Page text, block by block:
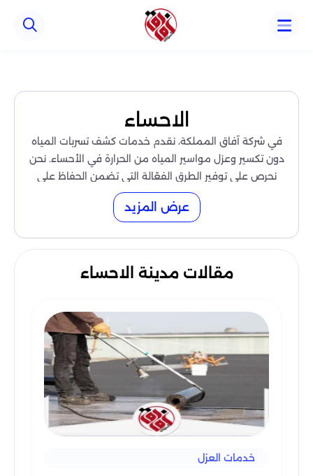
الاحساء
في شركة آفاق المملكة، نقدم خدمات كشف تسربات المياه
دون تكسير وعزل مواسير المياه من الحرارة في الأحساء. نحن
نحرص على توفير الطرق الفعّالة التي تضمن الحفاظ على
نظام المياه لديك في أفضل حالة، مع تقليل التكاليف
المستقبلية لإصلاح الأضرار. خدماتنا تمنحك الراحة والأمان،
اتصل بنا الآن0559915333للحصول على خدمة مميزة
وآمنة في الأحساء.
نقدم في شركة آفاق المملكة خدمات كشف تسربات المياه
وعزل مواسير المياه من الحرارة في الأحساء بأعلى معايير
الجودة.
نحن نركز على تقديم خدمات مخصصة تناسب احتياجات كل
عميل، مع مراعاة حجم المشروع وتعقيداته. تبدأ عملية
الكشف عن التسربات بدقة عالية، باستخدام أحدث الأدوات
لضمان تحديد المكان الصحيح للتسريب دون تكسير أو تدمير.
تعمل على حماية المواسير من تأثيرات الحرارة، مما يسهم
عرض المزيد
مقالات مدينة الاحساء
خدمات العزل